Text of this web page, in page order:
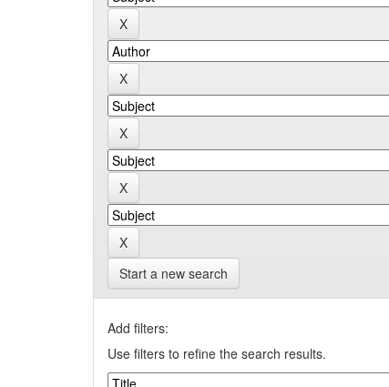
Start a new search
Add filters:
Use filters to refine the search results.